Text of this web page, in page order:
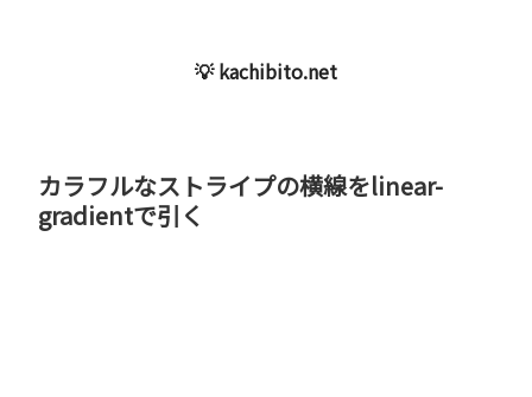
💡 kachibito.net
カラフルなストライプの横線をlinear-
gradientで引く